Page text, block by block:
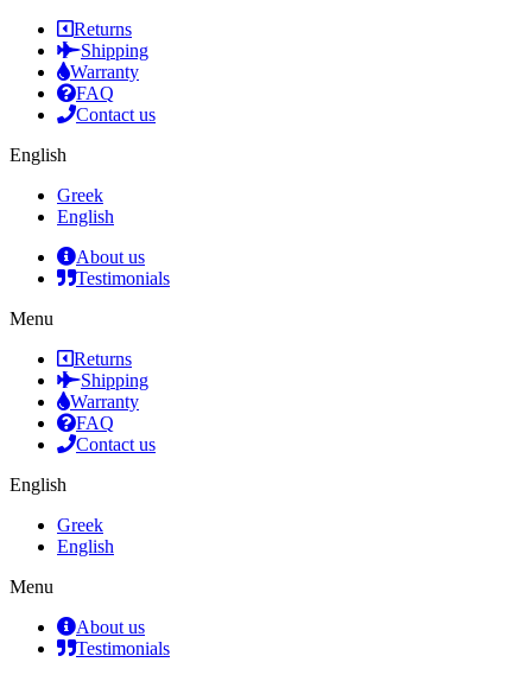
Returns
Shipping
Warranty
FAQ
Contact us
English
Greek
English
About us
Testimonials
Menu
Returns
Shipping
Warranty
FAQ
Contact us
English
Greek
English
Menu
About us
Testimonials